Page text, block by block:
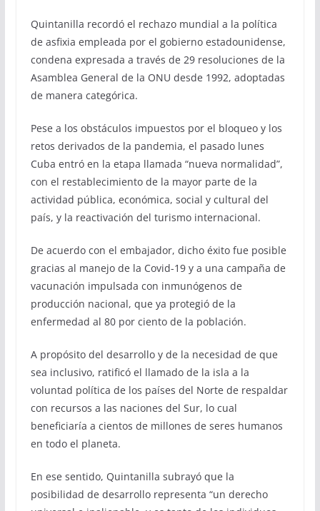
Quintanilla recordó el rechazo mundial a la política
de asfixia empleada por el gobierno estadounidense,
condena expresada a través de 29 resoluciones de la
Asamblea General de la ONU desde 1992, adoptadas
de manera categórica.
Pese a los obstáculos impuestos por el bloqueo y los
retos derivados de la pandemia, el pasado lunes
Cuba entró en la etapa llamada “nueva normalidad”,
con el restablecimiento de la mayor parte de la
actividad pública, económica, social y cultural del
país, y la reactivación del turismo internacional.
De acuerdo con el embajador, dicho éxito fue posible
gracias al manejo de la Covid-19 y a una campaña de
vacunación impulsada con inmunógenos de
producción nacional, que ya protegió de la
enfermedad al 80 por ciento de la población.
A propósito del desarrollo y de la necesidad de que
sea inclusivo, ratificó el llamado de la isla a la
voluntad política de los países del Norte de respaldar
con recursos a las naciones del Sur, lo cual
beneficiaría a cientos de millones de seres humanos
en todo el planeta.
En ese sentido, Quintanilla subrayó que la
posibilidad de desarrollo representa “un derecho